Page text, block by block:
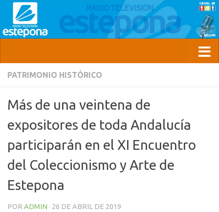
PATRIMONIO HISTÓRICO
Más de una veintena de
expositores de toda Andalucía
participarán en el XI Encuentro
del Coleccionismo y Arte de
Estepona
POR ADMIN · 26 DE ABRIL DE 2019